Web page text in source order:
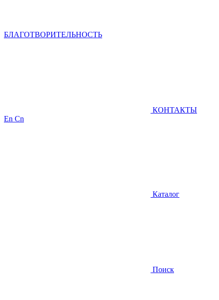
БЛАГОТВОРИТЕЛЬНОСТЬ
КОНТАКТЫ
En Cn
Каталог
Поиск